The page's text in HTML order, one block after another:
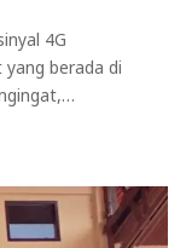
4G
yang berada di